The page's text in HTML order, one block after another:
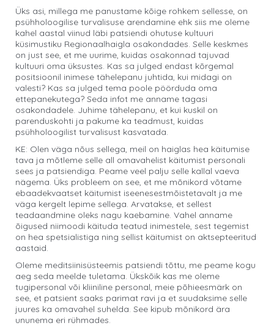
Üks asi, millega me panustame kõige rohkem sellesse, on
psühholoogilise turvalisuse arendamine ehk siis me oleme
kahel aastal viinud läbi patsiendi ohutuse kultuuri
küsimustiku Regionaalhaigla osakondades. Selle keskmes
on just see, et me uurime, kuidas osakonnad tajuvad
kultuuri oma üksustes. Kas sa julged endast kõrgemal
positsioonil inimese tähelepanu juhtida, kui midagi on
valesti? Kas sa julged tema poole pöörduda oma
ettepanekutega? Seda infot me anname tagasi
osakondadele. Juhime tähelepanu, et kui kuskil on
parenduskohti ja pakume ka teadmust, kuidas
psühholoogilist turvalisust kasvatada.
KE: Olen väga nõus sellega, meil on haiglas hea käitumise
tava ja mõtleme selle all omavahelist käitumist personali
sees ja patsiendiga. Peame veel palju selle kallal vaeva
nägema. Üks probleem on see, et me mõnikord võtame
ebaadekvaatset käitumist iseenesestmõistetavalt ja me
väga kergelt lepime sellega. Arvatakse, et sellest
teadaandmine oleks nagu kaebamine. Vahel anname
õigused niimoodi käituda teatud inimestele, sest tegemist
on hea spetsialistiga ning sellist käitumist on aktsepteeritud
aastaid.
Oleme meditsiinisüsteemis patsiendi tõttu, me peame kogu
aeg seda meelde tuletama. Ükskõik kas me oleme
tugipersonal või kliiniline personal, meie põhieesmärk on
see, et patsient saaks parimat ravi ja et suudaksime selle
juures ka omavahel suhelda. See kipub mõnikord ära
ununema eri rühmades.